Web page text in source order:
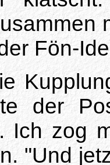
Fön-
der
Ich zog
"Und